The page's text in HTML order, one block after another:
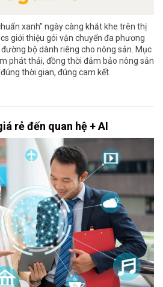
xanh” ngày càng khắt khe trên thị
giới thiệu gói vận chuyển đa phương
bộ dành riêng cho nông sản. Mục
phát thải, đồng thời đảm bảo nông sản
thời gian, đúng cam kết.
rẻ đến quan hệ + AI